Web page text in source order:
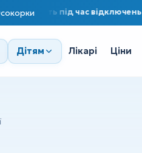
під час відключень світла
Дітям Лікарі Ціни